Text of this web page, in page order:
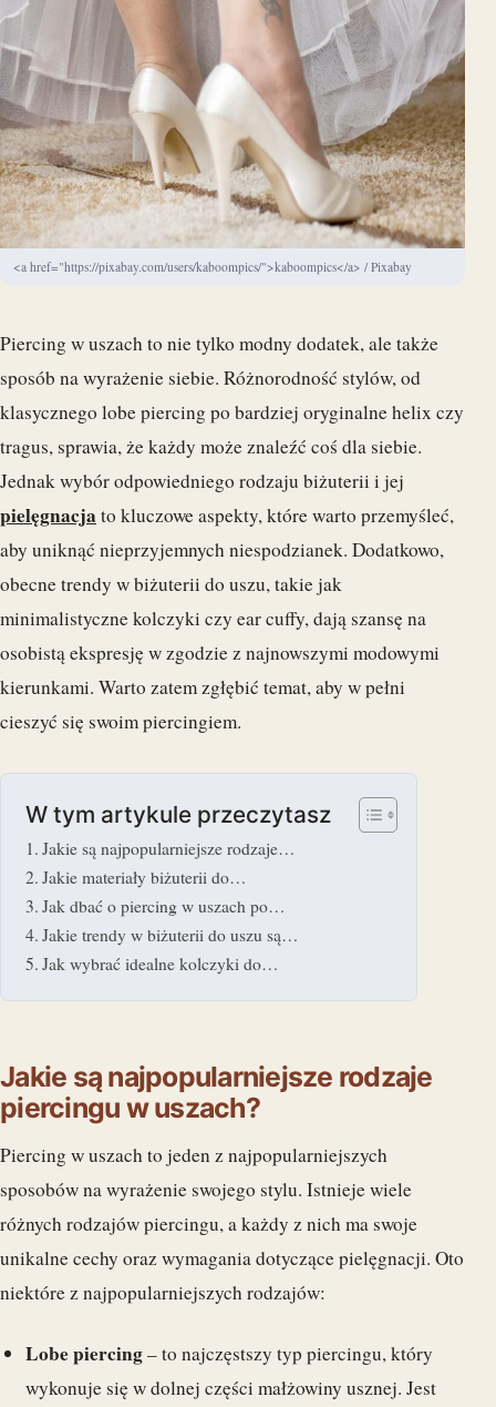
<a href="https://pixabay.com/users/kaboompics/">kaboompics</a> / Pixabay
Piercing w uszach to nie tylko modny dodatek, ale także
sposób na wyrażenie siebie. Różnorodność stylów, od
klasycznego lobe piercing po bardziej oryginalne helix czy
tragus, sprawia, że każdy może znaleźć coś dla siebie.
Jednak wybór odpowiedniego rodzaju biżuterii i jej
pielęgnacja to kluczowe aspekty, które warto przemyśleć,
aby uniknąć nieprzyjemnych niespodzianek. Dodatkowo,
obecne trendy w biżuterii do uszu, takie jak
minimalistyczne kolczyki czy ear cuffy, dają szansę na
osobistą ekspresję w zgodzie z najnowszymi modowymi
kierunkami. Warto zatem zgłębić temat, aby w pełni
cieszyć się swoim piercingiem.
W tym artykule przeczytasz
Jakie są najpopularniejsze rodzaje…
Jakie materiały biżuterii do…
Jak dbać o piercing w uszach po…
Jakie trendy w biżuterii do uszu są…
Jak wybrać idealne kolczyki do…
Jakie są najpopularniejsze rodzaje
piercingu w uszach?
Piercing w uszach to jeden z najpopularniejszych
sposobów na wyrażenie swojego stylu. Istnieje wiele
różnych rodzajów piercingu, a każdy z nich ma swoje
unikalne cechy oraz wymagania dotyczące pielęgnacji. Oto
niektóre z najpopularniejszych rodzajów:
Lobe piercing– to najczęstszy typ piercingu, który
wykonuje się w dolnej części małżowiny usznej. Jest